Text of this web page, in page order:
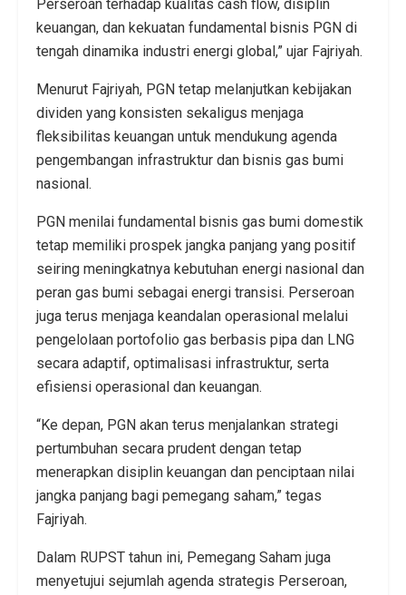
Perseroan terhadap kualitas cash flow, disiplin
keuangan, dan kekuatan fundamental bisnis PGN di
tengah dinamika industri energi global,” ujar Fajriyah.
Menurut Fajriyah, PGN tetap melanjutkan kebijakan
dividen yang konsisten sekaligus menjaga
fleksibilitas keuangan untuk mendukung agenda
pengembangan infrastruktur dan bisnis gas bumi
nasional.
PGN menilai fundamental bisnis gas bumi domestik
tetap memiliki prospek jangka panjang yang positif
seiring meningkatnya kebutuhan energi nasional dan
peran gas bumi sebagai energi transisi. Perseroan
juga terus menjaga keandalan operasional melalui
pengelolaan portofolio gas berbasis pipa dan LNG
secara adaptif, optimalisasi infrastruktur, serta
efisiensi operasional dan keuangan.
“Ke depan, PGN akan terus menjalankan strategi
pertumbuhan secara prudent dengan tetap
menerapkan disiplin keuangan dan penciptaan nilai
jangka panjang bagi pemegang saham,” tegas
Fajriyah.
Dalam RUPST tahun ini, Pemegang Saham juga
menyetujui sejumlah agenda strategis Perseroan,